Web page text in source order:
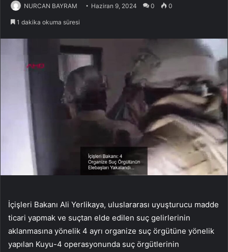
NURCAN BAYRAM Haziran 9, 2024 0 0
1 dakika okuma süresi
İçişleri Bakanı Ali Yerlikaya, uluslararası uyuşturucu madde
ticari yapmak ve suçtan elde edilen suç gelirlerinin
aklanmasına yönelik 4 ayrı organize suç örgütüne yönelik
yapılan Kuyu-4 operasyonunda suç örgütlerinin